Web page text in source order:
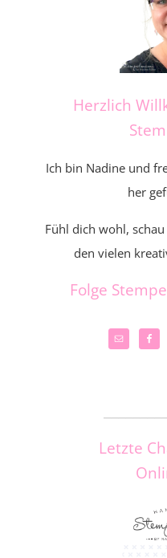
Herzlich
Ich bin Nadine und
her
Fühl dich wohl,
den vielen
Folge
Letzte